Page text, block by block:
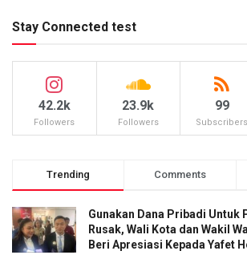
Stay Connected test
42.2k
Followers
23.9k
Followers
99
Subscribers
Trending Comments
Gunakan Dana Pribadi Untuk
Rusak, Wali Kota dan Wakil
Beri Apresiasi Kepada Yafet